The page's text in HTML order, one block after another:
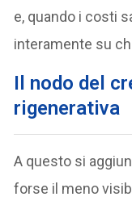
e, quando i costi
interamente su
Il nodo del
rigenerativa
A questo si
forse il meno